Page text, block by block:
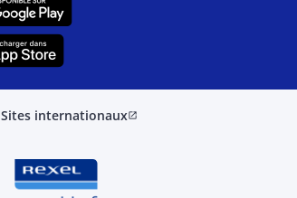
Sites internationauxopen_in_new